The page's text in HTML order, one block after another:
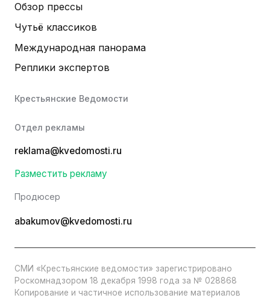
Обзор прессы
Чутьё классиков
Международная панорама
Реплики экспертов
Крестьянские Ведомости
Отдел рекламы
reklama@kvedomosti.ru
Разместить рекламу
Продюсер
abakumov@kvedomosti.ru
СМИ «Крестьянские ведомости» зарегистрировано
Роскомнадзором 18 декабря 1998 года за № 028868
Копирование и частичное использование материалов